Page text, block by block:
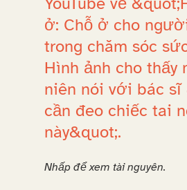
Nhấp để xem tài nguyên.